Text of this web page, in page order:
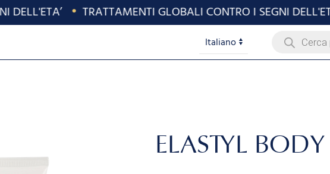
• TRATTAMENTI GLOBALI CONTRO I SEGNI DELL'ETA’
Lingue Products
search
ELASTYL BODY